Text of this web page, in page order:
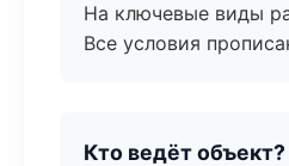
На ключевые виды
Все условия
Кто ведёт объект?